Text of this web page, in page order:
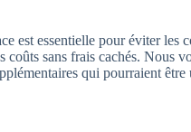
est essentielle pour éviter
coûts sans frais cachés. Nous
qui pourraient